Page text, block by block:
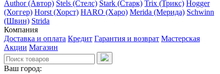
Author (Автор) Stels (Стелс) Stark (Старк) Trix (Трикс) Hogger
(Хоггер) Horst (Хорст) HARO (Харо) Merida (Мерида) Schwinn
(Швин) Strida
Компания
Доставка и оплата Кредит Гарантия и возврат Мастерская
Акции Магазин
Ваш город: